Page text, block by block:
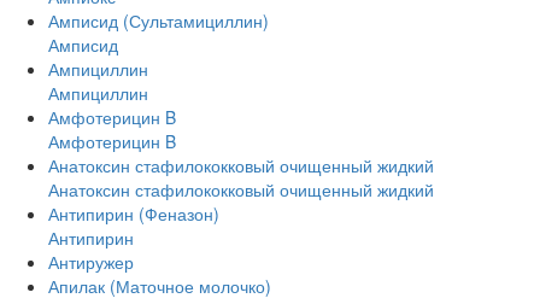
Амписид (Сультамициллин)
Амписид
Ампициллин
Ампициллин
Амфотерицин B
Амфотерицин B
Анатоксин стафилококковый очищенный жидкий
Анатоксин стафилококковый очищенный жидкий
Антипирин (Феназон)
Антипирин
Антиружер
Апилак (Маточное молочко)